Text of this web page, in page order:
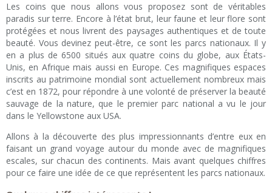
Les coins que nous allons vous proposez sont de véritables
paradis sur terre. Encore à l’état brut, leur faune et leur flore sont
protégées et nous livrent des paysages authentiques et de toute
beauté. Vous devinez peut-être, ce sont les parcs nationaux. Il y
en a plus de 6500 situés aux quatre coins du globe, aux États-
Unis, en Afrique mais aussi en Europe. Ces magnifiques espaces
inscrits au patrimoine mondial sont actuellement nombreux mais
c’est en 1872, pour répondre à une volonté de préserver la beauté
sauvage de la nature, que le premier parc national a vu le jour
dans le Yellowstone aux USA.
Allons à la découverte des plus impressionnants d’entre eux en
faisant un grand voyage autour du monde avec de magnifiques
escales, sur chacun des continents. Mais avant quelques chiffres
pour ce faire une idée de ce que représentent les parcs nationaux.